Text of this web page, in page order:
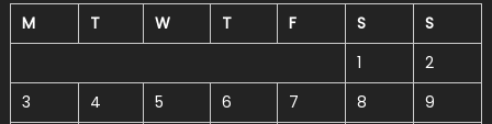
M
T W T F S
S
1
2
3
4 5 6 7 8
9